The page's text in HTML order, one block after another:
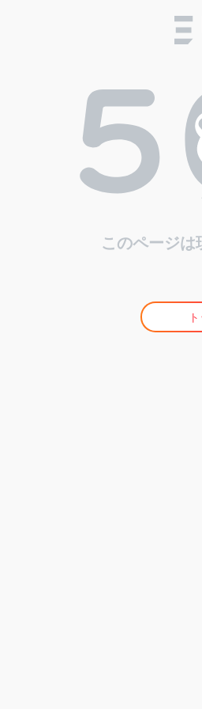
このページ